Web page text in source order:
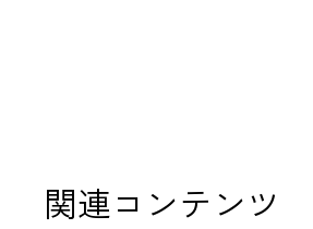
関連コンテンツ